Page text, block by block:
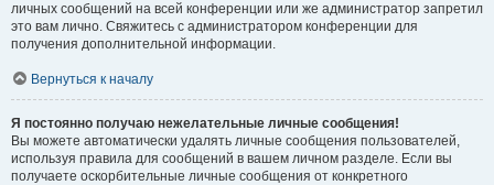
личных сообщений на всей конференции или же администратор запретил
это вам лично. Свяжитесь с администратором конференции для
получения дополнительной информации.
Вернуться к началу
Я постоянно получаю нежелательные личные сообщения!
Вы можете автоматически удалять личные сообщения пользователей,
используя правила для сообщений в вашем личном разделе. Если вы
получаете оскорбительные личные сообщения от конкретного